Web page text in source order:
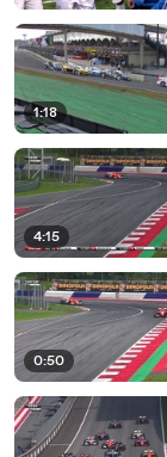
1:18
4:15
0:50